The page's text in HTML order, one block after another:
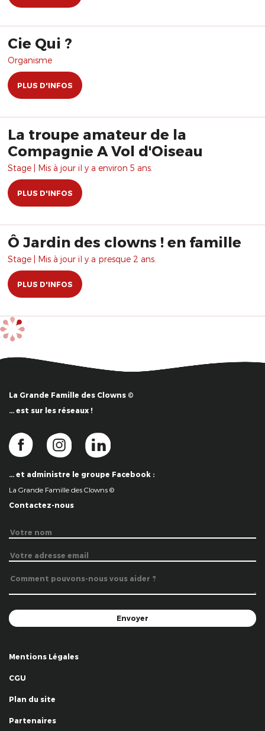
Cie Qui ?
Organisme
PLUS D'INFOS
La troupe amateur de la
Compagnie A Vol d'Oiseau
Stage | Mis à jour il y a environ 5 ans.
PLUS D'INFOS
Ô Jardin des clowns ! en famille
Stage | Mis à jour il y a presque 2 ans.
PLUS D'INFOS
La Grande Famille des Clowns ©
… est sur les réseaux !
… et administre le groupe Facebook :
La Grande Famille des Clowns ©
Contactez-nous
Mentions Légales
CGU
Plan du site
Partenaires